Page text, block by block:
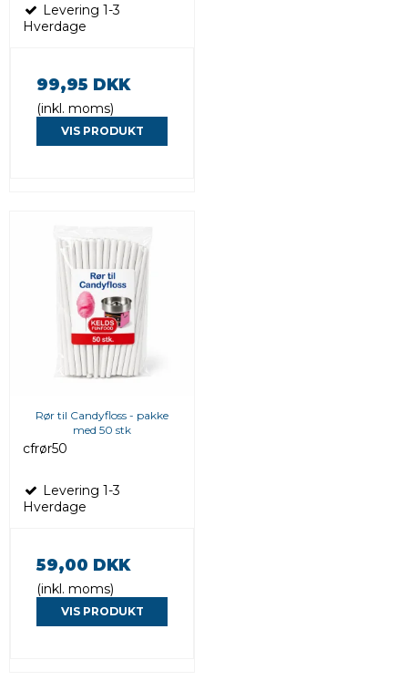
Levering 1-3
Hverdage
99,95 DKK
(inkl. moms)
VIS PRODUKT
Rør til Candyfloss - pakke
med 50 stk
cfrør50
Levering 1-3
Hverdage
59,00 DKK
(inkl. moms)
VIS PRODUKT